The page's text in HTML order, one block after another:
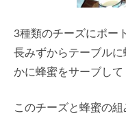
3種類のチーズにポー
長みずからテーブル
かに蜂蜜をサーブして
このチーズと蜂蜜の